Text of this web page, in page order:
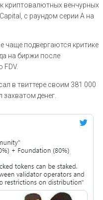
криптовалютных венчурных
с раундом серии А на
чаще подвергаются критике
на биржи после
в твиттере своим 381 000
денег.